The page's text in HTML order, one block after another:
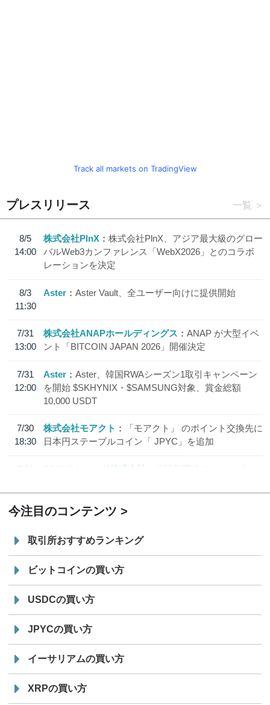
Track all markets on TradingView
プレスリリース 一覧
8/5
14:00
株式会社PlnX
株式会社PlnX、アジア最大級のグロー
バルWeb3カンファレンス「WebX2026」とのコラボ
レーションを決定
8/3
11:30
Aster Aster Vault、全ユーザー向けに提供開始
7/31
13:00
株式会社ANAPホールディングス
ANAP が大型イベ
ント「BITCOIN JAPAN 2026」開催決定
7/31
12:00
Aster
Aster、韓国RWAシーズン1取引キャンペーン
を開始 $SKHYNIX・$SAMSUNG対象、賞金総額
10,000 USDT
7/30
18:30
株式会社モアクト
「モアクト」 のポイント交換先に
日本円ステーブルコイン「 JPYC」を追加
7/29
SBI VCトレード株式会社
信託型円建てステーブル
今注目のコンテンツ
取引所おすすめランキング
ビットコインの買い方
USDCの買い方
JPYCの買い方
イーサリアムの買い方
XRPの買い方